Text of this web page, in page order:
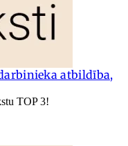
atbildība,
TOP 3!